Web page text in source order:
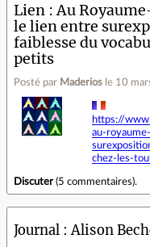
Lien
Au
le lien entre
faiblesse du
petits
Posté par Maderios le 10
https://
au-
chez-les-
Discuter(5 commentaires).
Journal Alison